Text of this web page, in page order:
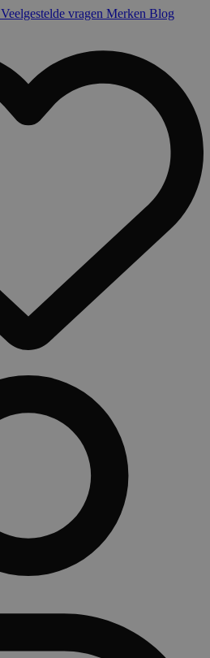
Veelgestelde vragen Merken Blog